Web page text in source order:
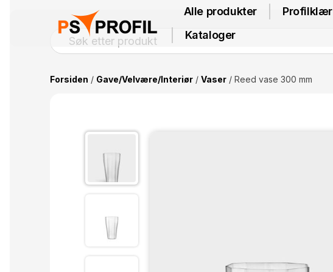
Alle produkter Profilklær
Kataloger
Forsiden / Gave/Velvære/Interiør/ Vaser/ Reed vase 300 mm